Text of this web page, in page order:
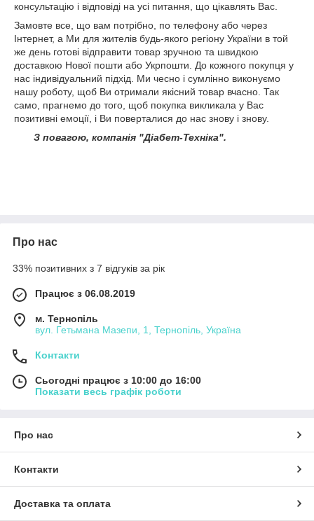
консультацію і відповіді на усі питання, що цікавлять Вас.
Замовте все, що вам потрібно, по телефону або через
Інтернет, а Ми для жителів будь-якого регіону України в той
же день готові відправити товар зручною та швидкою
доставкою Нової пошти або Укрпошти. До кожного покупця у
нас індивідуальний підхід. Ми чесно і сумлінно виконуємо
нашу роботу, щоб Ви отримали якісний товар вчасно. Так
само, прагнемо до того, щоб покупка викликала у Вас
позитивні емоції, і Ви поверталися до нас знову і знову.
З повагою, компанія "Діабет-Техніка".
Про нас
33% позитивних з 7 відгуків за рік
Працює з 06.08.2019
м. Тернопіль
вул. Гетьмана Мазепи, 1, Тернопіль, Україна
Контакти
Сьогодні працює з 10:00 до 16:00
Показати весь графік роботи
Про нас
Контакти
Доставка та оплата